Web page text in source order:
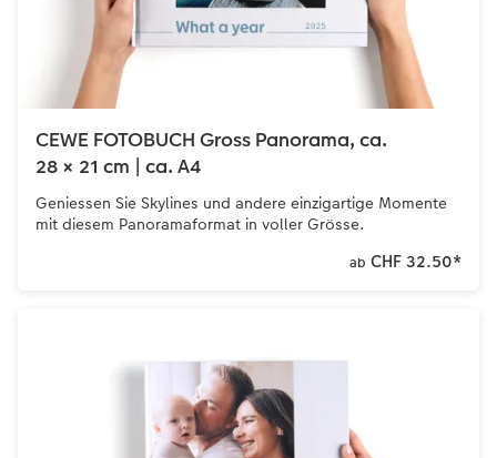
CEWE FOTOBUCH Gross Panorama, ca.
28 × 21 cm | ca. A4
Geniessen Sie Skylines und andere einzigartige Momente
mit diesem Panoramaformat in voller Grösse.
ab CHF 32.50*